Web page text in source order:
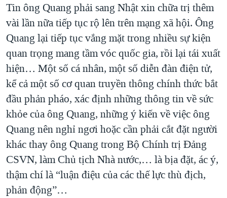
Tin ông Quang phải sang Nhật xin chữa trị thêm
vài lần nữa tiếp tục rộ lên trên mạng xã hội. Ông
Quang lại tiếp tục vắng mặt trong nhiều sự kiện
quan trọng mang tầm vóc quốc gia, rồi lại tái xuất
hiện… Một số cá nhân, một số diễn đàn điện tử,
kể cả một số cơ quan truyền thông chính thức bắt
đầu phản pháo, xác định những thông tin về sức
khỏe của ông Quang, những ý kiến về việc ông
Quang nên nghỉ ngơi hoặc cần phải cắt đặt người
khác thay ông Quang trong Bộ Chính trị Đảng
CSVN, làm Chủ tịch Nhà nước,… là bịa đặt, ác ý,
thậm chí là “luận điệu của các thế lực thù địch,
phản động”…